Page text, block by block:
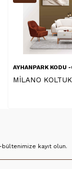
AYHANPARK
ASTRA
kayıt olun.